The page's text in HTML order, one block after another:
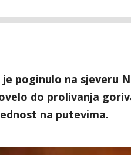
je poginulo na sjeveru
do prolivanja
na putevima.